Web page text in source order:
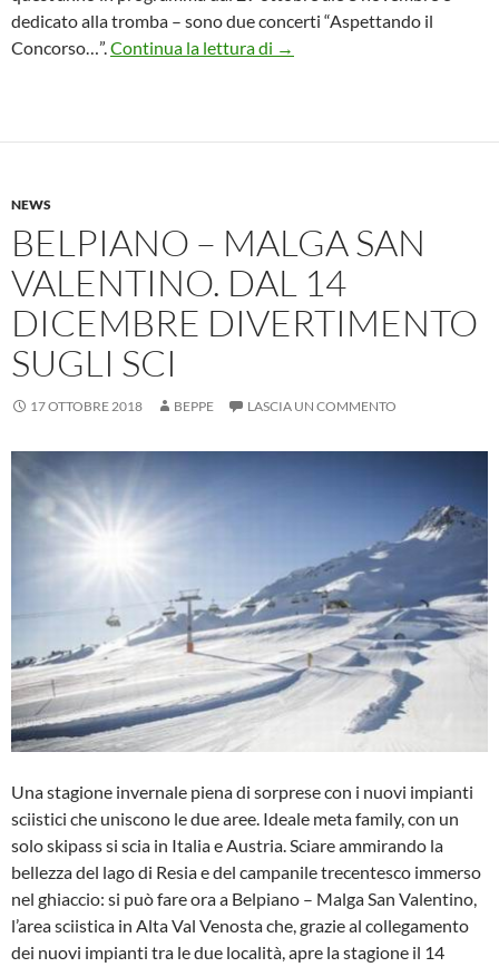
dedicato alla tromba – sono due concerti “Aspettando il
Concorso…”.Continua la lettura di Concorso Internazionale
→
NEWS
BELPIANO – MALGA SAN
VALENTINO. DAL 14
DICEMBRE DIVERTIMENTO
SUGLI SCI
17 OTTOBRE 2018 BEPPE LASCIA UN COMMENTO
Una stagione invernale piena di sorprese con i nuovi impianti
sciistici che uniscono le due aree. Ideale meta family, con un
solo skipass si scia in Italia e Austria. Sciare ammirando la
bellezza del lago di Resia e del campanile trecentesco immerso
nel ghiaccio: si può fare ora a Belpiano – Malga San Valentino,
l’area sciistica in Alta Val Venosta che, grazie al collegamento
dei nuovi impianti tra le due località, apre la stagione il 14